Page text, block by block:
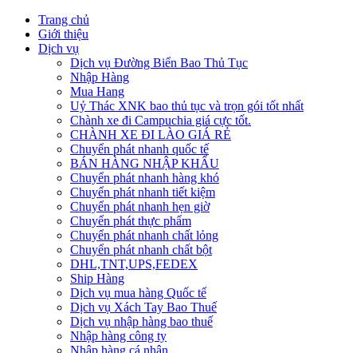
Trang chủ
Giới thiệu
Dịch vụ
Dịch vụ Đường Biển Bao Thủ Tục
Nhập Hàng
Mua Hang
Uỷ Thác XNK bao thủ tục và trọn gói tốt nhất
Chành xe đi Campuchia giá cực tốt.
CHÀNH XE ĐI LÀO GIÁ RẺ
Chuyển phát nhanh quốc tế
BÁN HÀNG NHẬP KHẨU
Chuyển phát nhanh hàng khó
Chuyển phát nhanh tiết kiệm
Chuyển phát nhanh hẹn giờ
Chuyển phát thực phẩm
Chuyển phát nhanh chất lỏng
Chuyển phát nhanh chất bột
DHL,TNT,UPS,FEDEX
Ship Hàng
Dịch vụ mua hàng Quốc tế
Dịch vụ Xách Tay Bao Thuế
Dịch vụ nhập hàng bao thuế
Nhập hàng công ty
Nhập hàng cá nhân